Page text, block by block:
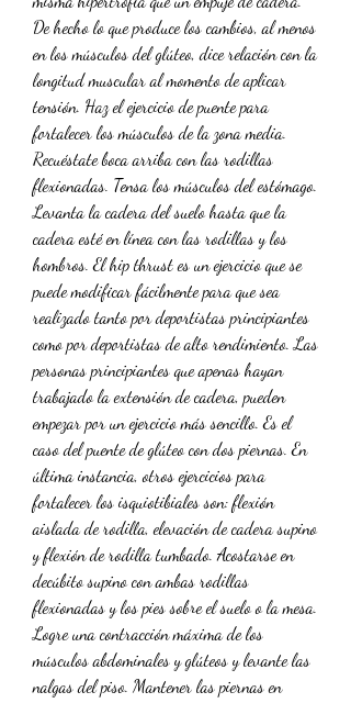
De hecho lo que produce los cambios, al menos
en los músculos del glúteo, dice relación con la
longitud muscular al momento de aplicar
tensión. Haz el ejercicio de puente para
fortalecer los músculos de la zona media.
Recuéstate boca arriba con las rodillas
flexionadas. Tensa los músculos del estómago.
Levanta la cadera del suelo hasta que la
cadera esté en línea con las rodillas y los
hombros. El hip thrust es un ejercicio que se
puede modificar fácilmente para que sea
realizado tanto por deportistas principiantes
como por deportistas de alto rendimiento. Las
personas principiantes que apenas hayan
trabajado la extensión de cadera, pueden
empezar por un ejercicio más sencillo. Es el
caso del puente de glúteo con dos piernas. En
última instancia, otros ejercicios para
fortalecer los isquiotibiales son: flexión
aislada de rodilla, elevación de cadera supino
y flexión de rodilla tumbado. Acostarse en
decúbito supino con ambas rodillas
flexionadas y los pies sobre el suelo o la mesa.
Logre una contracción máxima de los
músculos abdominales y glúteos y levante las
nalgas del piso. Mantener las piernas en